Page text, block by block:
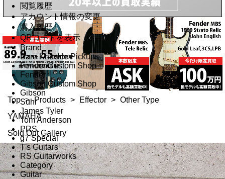
閲覧履歴
アカウント情報の変更
購入履歴
QRコードを表示
Brand
Bare Knuckle Pickups
Fender Custom Shop
Fender
Gibson Custom Shop
Gibson
Suhr
James Tyler
Tom Anderson
PRS
g7 Special
T's Guitars
RS Guitarworks
Category
Guitar
Top > Products > Effector > Other Type
YAMAHA
Sold Out Gallery